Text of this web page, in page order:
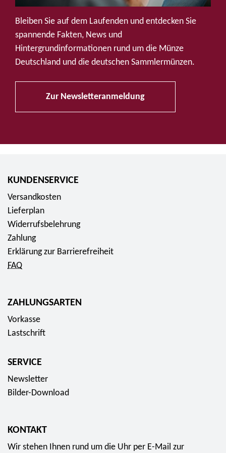
u
f
S
o
c
d
Bleiben Sie auf dem Laufenden und entdecken Sie
spannende Fakten, News und
Hintergrundinformationen rund um die Münze
Deutschland und die deutschen Sammlermünzen.
Zur Newsletteranmeldung
KUNDENSERVICE
Versandkosten
Lieferplan
Widerrufsbelehrung
Zahlung
Erklärung zur Barrierefreiheit
FAQ
ZAHLUNGSARTEN
Vorkasse
Lastschrift
SERVICE
Newsletter
Bilder-Download
KONTAKT
Wir stehen Ihnen rund um die Uhr per E-Mail zur